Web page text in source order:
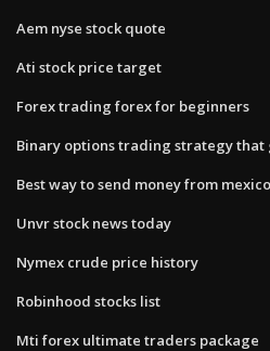
Aem nyse stock quote
Ati stock price target
Forex trading forex for beginners
Binary options trading strategy that
Best way to send money from
Unvr stock news today
Nymex crude price history
Robinhood stocks list
Mti forex ultimate traders package